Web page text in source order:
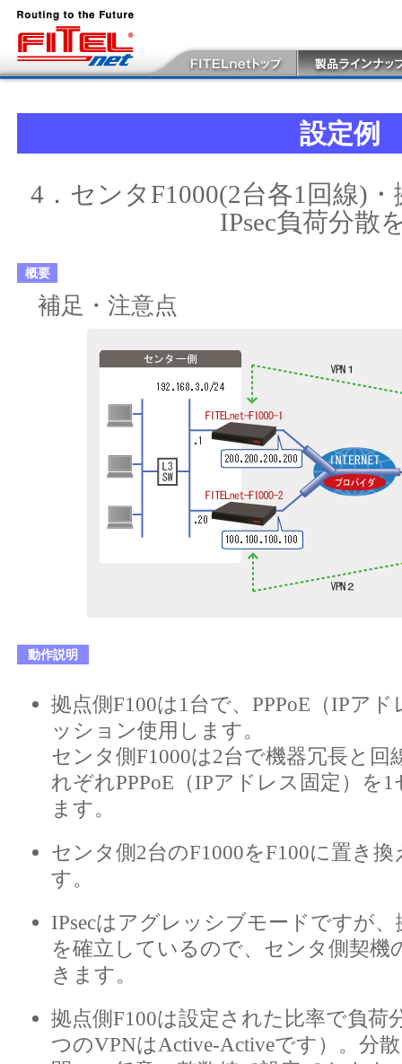
設定例
4．センタF1000(2台各1回線)
IPsec負荷分散
概要
補足・注意点
動作説明
拠点側F100は1台で、PPPoE（IPア
ッション使用します。
センタ側F1000は2台で機器冗長と回
れぞれPPPoE（IPアドレス固定）を
ます。
センタ側2台のF1000をF100に置き
す。
IPsecはアグレッシブモードですが
を確立しているので、センタ側契機
きます。
拠点側F100は設定された比率で負荷
つのVPNはActive-Activeです）。分